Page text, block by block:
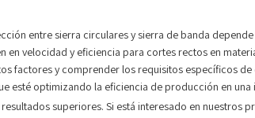
entre sierra circulares y sierra de banda
en velocidad y eficiencia para cortes rectos en
factores y comprender los requisitos específicos
esté optimizando la eficiencia de producción en
superiores. Si está interesado en nuestros